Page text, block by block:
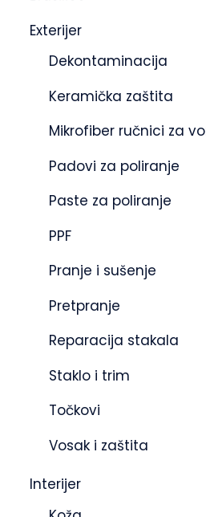
Exterijer
Dekontaminacija
Keramička zaštita
Mikrofiber ručnici za
Padovi za poliranje
Paste za poliranje
PPF
Pranje i sušenje
Pretpranje
Reparacija stakala
Staklo i trim
Točkovi
Vosak i zaštita
Interijer